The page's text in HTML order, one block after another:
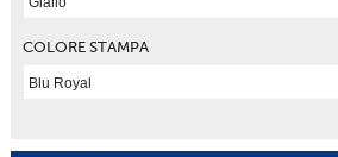
COLORE STAMPA